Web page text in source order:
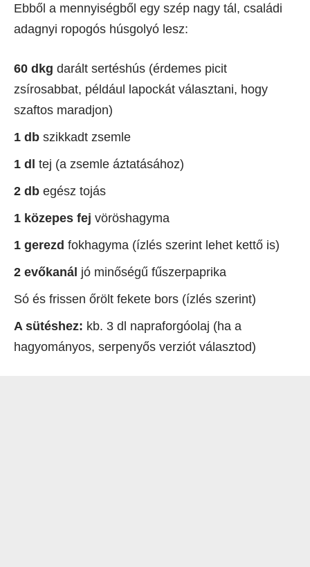
Ebből a mennyiségből egy szép nagy tál, családi
adagnyi ropogós húsgolyó lesz:
60 dkg darált sertéshús (érdemes picit
zsírosabbat, például lapockát választani, hogy
szaftos maradjon)
1 db szikkadt zsemle
1 dl tej (a zsemle áztatásához)
2 db egész tojás
1 közepes fej vöröshagyma
1 gerezd fokhagyma (ízlés szerint lehet kettő is)
2 evőkanál jó minőségű fűszerpaprika
Só és frissen őrölt fekete bors (ízlés szerint)
A sütéshez: kb. 3 dl napraforgóolaj (ha a
hagyományos, serpenyős verziót választod)